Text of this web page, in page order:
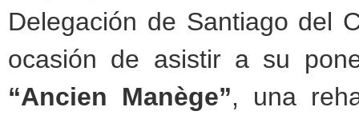
Delegación de Santiago del
ocasión de asistir a su
“Ancien Manège”, una